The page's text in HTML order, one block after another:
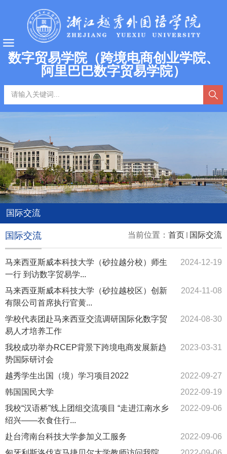
数字贸易学院（跨境电商创业学院、
阿里巴巴数字贸易学院）
国际交流
当前位置： 首页 国际交流
国际交流
马来西亚斯威本科技大学（砂拉越分校）师生
一行 到访数字贸易学...
2024-12-19
马来西亚斯威本科技大学（砂拉越校区）创新
有限公司首席执行官黄...
2024-11-08
学校代表团赴马来西亚交流调研国际化数字贸
易人才培养工作
2024-08-30
我校成功举办RCEP背景下跨境电商发展新趋
势国际研讨会
2023-03-31
越秀学生出国（境）学习项目2022
2022-09-27
韩国国民大学
2022-09-19
我校“汉语桥”线上团组交流项目 “走进江南水乡
绍兴——衣食住行...
2022-09-06
赴台湾南台科技大学参加义工服务
2022-09-06